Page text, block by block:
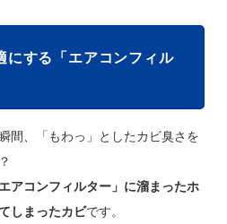
にする「エアコンフィル
間、「もわっ」としたカビ臭さを
エアコンフィルター」に溜まったホ
しまったカビです。